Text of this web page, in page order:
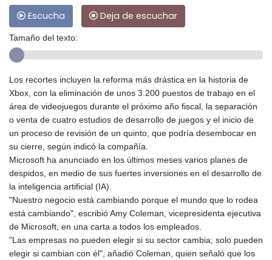
Escucha Deja de escuchar
Tamaño del texto:
Los recortes incluyen la reforma más drástica en la historia de
Xbox, con la eliminación de unos 3.200 puestos de trabajo en el
área de videojuegos durante el próximo año fiscal, la separación
o venta de cuatro estudios de desarrollo de juegos y el inicio de
un proceso de revisión de un quinto, que podría desembocar en
su cierre, según indicó la compañía.
Microsoft ha anunciado en los últimos meses varios planes de
despidos, en medio de sus fuertes inversiones en el desarrollo de
la inteligencia artificial (IA).
"Nuestro negocio está cambiando porque el mundo que lo rodea
está cambiando", escribió Amy Coleman, vicepresidenta ejecutiva
de Microsoft, en una carta a todos los empleados.
"Las empresas no pueden elegir si su sector cambia; solo pueden
elegir si cambian con él", añadió Coleman, quien señaló que los